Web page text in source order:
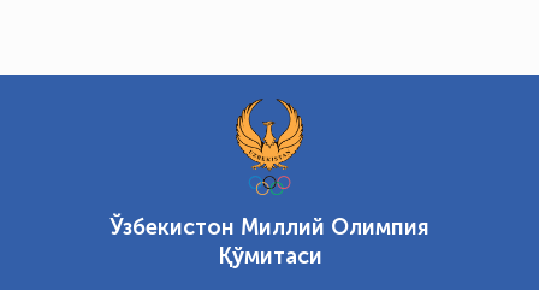
Ўзбекистон Миллий Олимпия
Қўмитаси